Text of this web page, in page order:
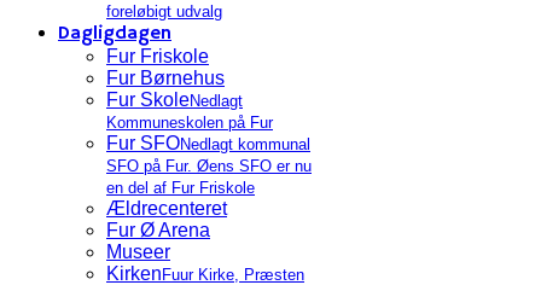
foreløbigt udvalg
Dagligdagen
Fur Friskole
Fur Børnehus
Fur SkoleNedlagt
Kommuneskolen på Fur
Fur SFONedlagt kommunal
SFO på Fur. Øens SFO er nu
en del af Fur Friskole
Ældrecenteret
Fur Ø Arena
Museer
Kirken Fuur Kirke, Præsten